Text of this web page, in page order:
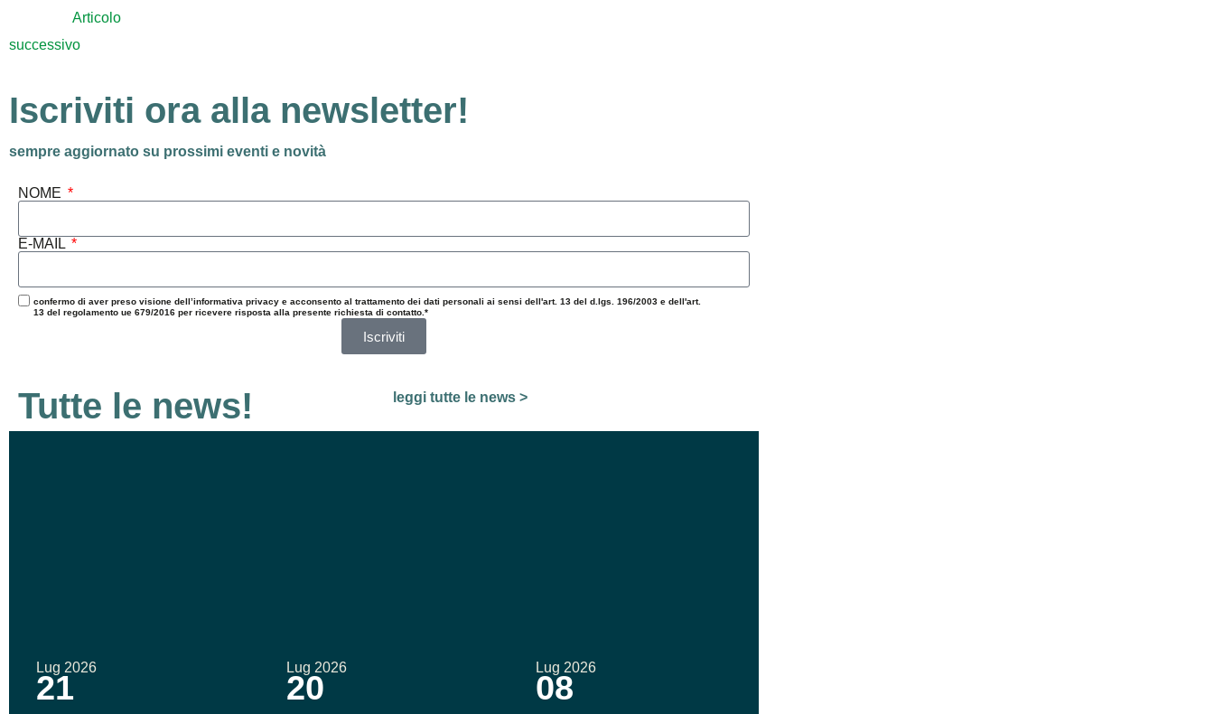
Articolo
successivo
Iscriviti ora alla newsletter!
sempre aggiornato su prossimi eventi e novità
NOME
E-MAIL
confermo di aver preso visione dell’informativa privacy e acconsento al trattamento dei dati personali ai sensi dell'art. 13 del d.lgs. 196/2003 e dell'art.
13 del regolamento ue 679/2016 per ricevere risposta alla presente richiesta di contatto.*
Iscriviti
Tutte le news! leggi tutte le news >
Lug 2026
21
Lug 2026
20
Lug 2026
08